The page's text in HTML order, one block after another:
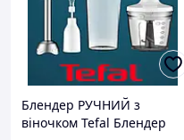
Блендер РУЧНИЙ з
віночком Tefal Блендер